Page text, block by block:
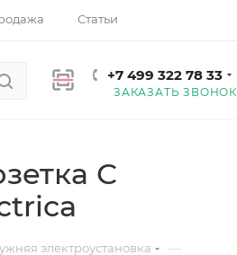
Статьи
+7 499 322 78 33
ЗАКАЗАТЬ ЗВОНОК
С
электроустановка —